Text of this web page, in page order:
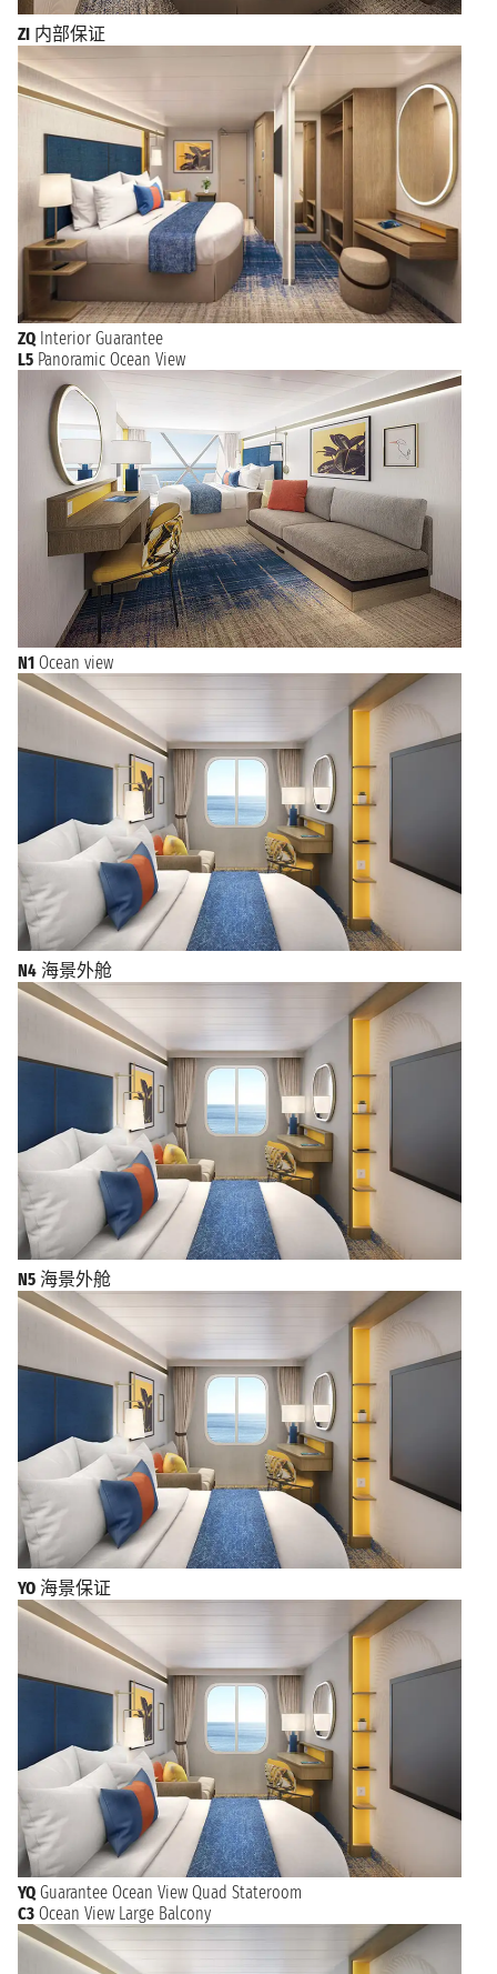
ZI 内部保证
ZQ Interior Guarantee
L5 Panoramic Ocean View
N1 Ocean view
N4 海景外舱
N5 海景外舱
YO 海景保证
YQ Guarantee Ocean View Quad Stateroom
C3 Ocean View Large Balcony